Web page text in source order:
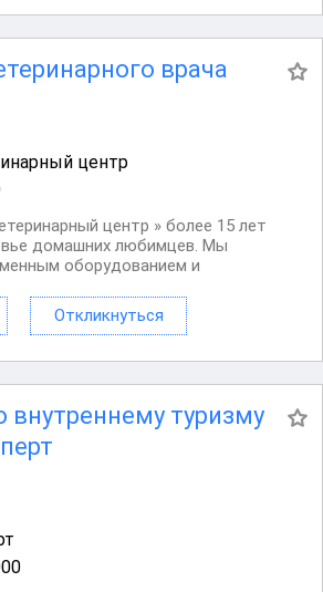
врача
центр
центр » более 15 лет
домашних любимцев. Мы
оборудованием и
наших четвероногих
ветеринарных
Откликнуться
туризму